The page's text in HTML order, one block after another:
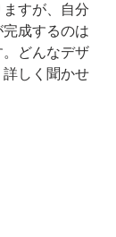
すが、自分
成するのは
どんなデザ
しく聞かせ